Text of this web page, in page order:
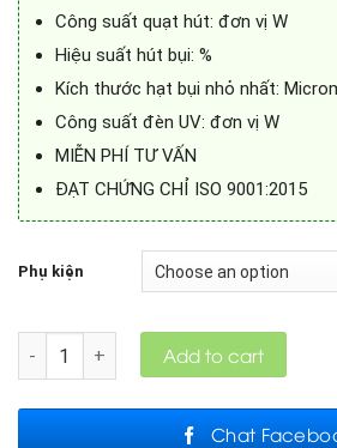
Công suất quạt hút: đơn vị W
Hiệu suất hút bụi: %
Kích thước hạt bụi nhỏ nhất:
Công suất đèn UV: đơn vị W
MIỄN PHÍ TƯ VẤN
ĐẠT CHỨNG CHỈ ISO 9001:2015
Phụ kiện
Quantity Add to cart
Chat